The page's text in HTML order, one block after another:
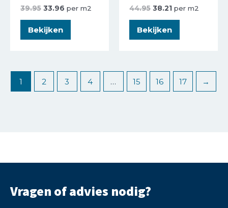
39.95 33.96 per m2
Bekijken
44.95 38.21 per m2
Bekijken
1 2 3 4 … 15 16 17 →
Vragen of advies nodig?